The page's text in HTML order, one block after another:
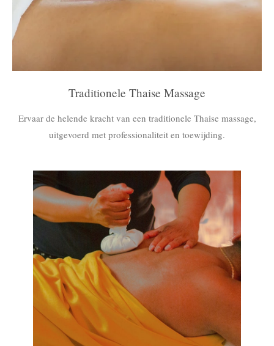
Traditionele Thaise Massage
Ervaar de helende kracht van een traditionele Thaise massage,
uitgevoerd met professionaliteit en toewijding.